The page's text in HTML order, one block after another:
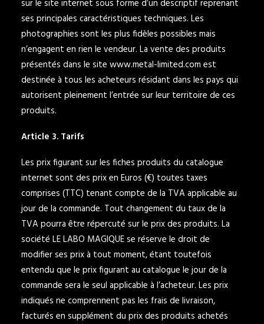
sur le site internet sous forme d’un descriptif reprenant
ses principales caractéristiques techniques. Les
photographies sont les plus fidèles possibles mais
n’engagent en rien le vendeur. La vente des produits
présentés dans le site www.metal-limited.com est
destinée à tous les acheteurs résidant dans les pays qui
autorisent pleinement l’entrée sur leur territoire de ces
produits.
Article 3. Tarifs
Les prix figurant sur les fiches produits du catalogue
internet sont des prix en Euros (€) toutes taxes
comprises (TTC) tenant compte de la TVA applicable au
jour de la commande. Tout changement du taux de la
TVA pourra être répercuté sur le prix des produits. La
société LE LABO MAGIQUE se réserve le droit de
modifier ses prix à tout moment, étant toutefois
entendu que le prix figurant au catalogue le jour de la
commande sera le seul applicable à l’acheteur. Les prix
indiqués ne comprennent pas les frais de livraison,
facturés en supplément du prix des produits achetés